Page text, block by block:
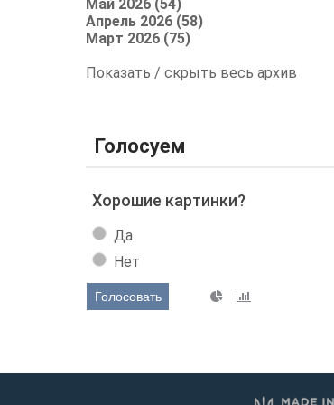
Май 2026 (54)
Апрель 2026 (58)
Март 2026 (75)
Показать / скрыть весь архив
Голосуем
Хорошие картинки?
Да
Нет
Голосовать